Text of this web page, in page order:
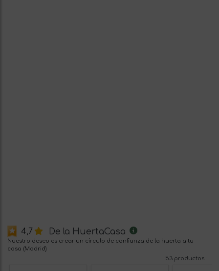
4,7 De la HuertaCasa
Nuestro deseo es crear un círculo de confianza de la huerta a tu
casa (Madrid)
53 productos